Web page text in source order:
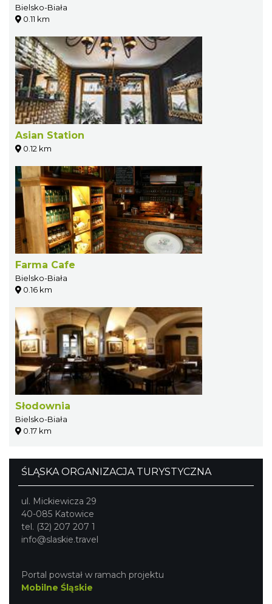
Bielsko-Biała
0.11 km
Asian Station
0.12 km
Farma Cafe
Bielsko-Biała
0.16 km
Słodownia
Bielsko-Biała
0.17 km
ŚLĄSKA ORGANIZACJA TURYSTYCZNA
ul. Mickiewicza 29
40-085 Katowice
tel. (32) 207 207 1
info@slaskie.travel
Portal powstał w ramach projektu
Mobilne Śląskie